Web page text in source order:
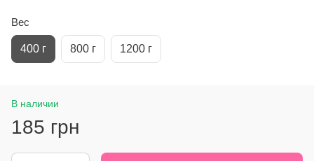
Вес
400 г 800 г 1200 г
В наличии
185 грн